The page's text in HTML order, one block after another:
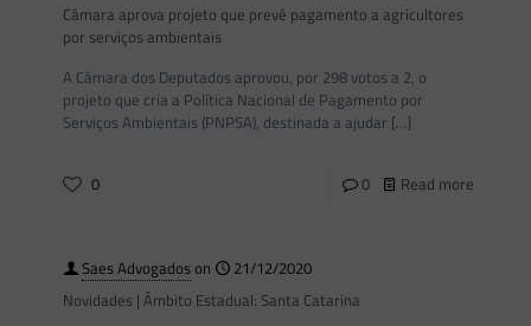
Câmara aprova projeto que prevê pagamento a agricultores
por serviços ambientais
A Câmara dos Deputados aprovou, por 298 votos a 2, o
projeto que cria a Política Nacional de Pagamento por
Serviços Ambientais (PNPSA), destinada a ajudar […]
0 0 Read more
Saes Advogadoson
21/12/2020
Novidades | Âmbito Estadual: Santa Catarina